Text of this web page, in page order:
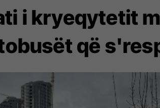
i kryeqytetit
që